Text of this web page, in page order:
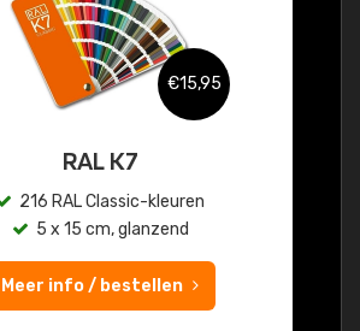
€15,95
RAL K7
216 RAL Classic-kleuren
5 x 15 cm, glanzend
Meer info / bestellen